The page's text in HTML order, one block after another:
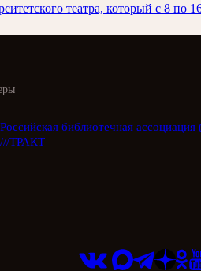
театра, который с 8 по
Российская библиотечная
///ТРАКТ